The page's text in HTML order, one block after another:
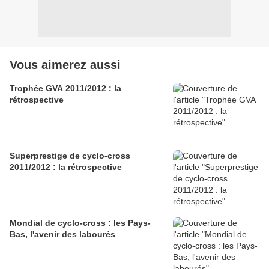
Vous aimerez aussi
Trophée GVA 2011/2012 : la
rétrospective
Superprestige de cyclo-cross
2011/2012 : la rétrospective
Mondial de cyclo-cross : les Pays-
Bas, l'avenir des labourés